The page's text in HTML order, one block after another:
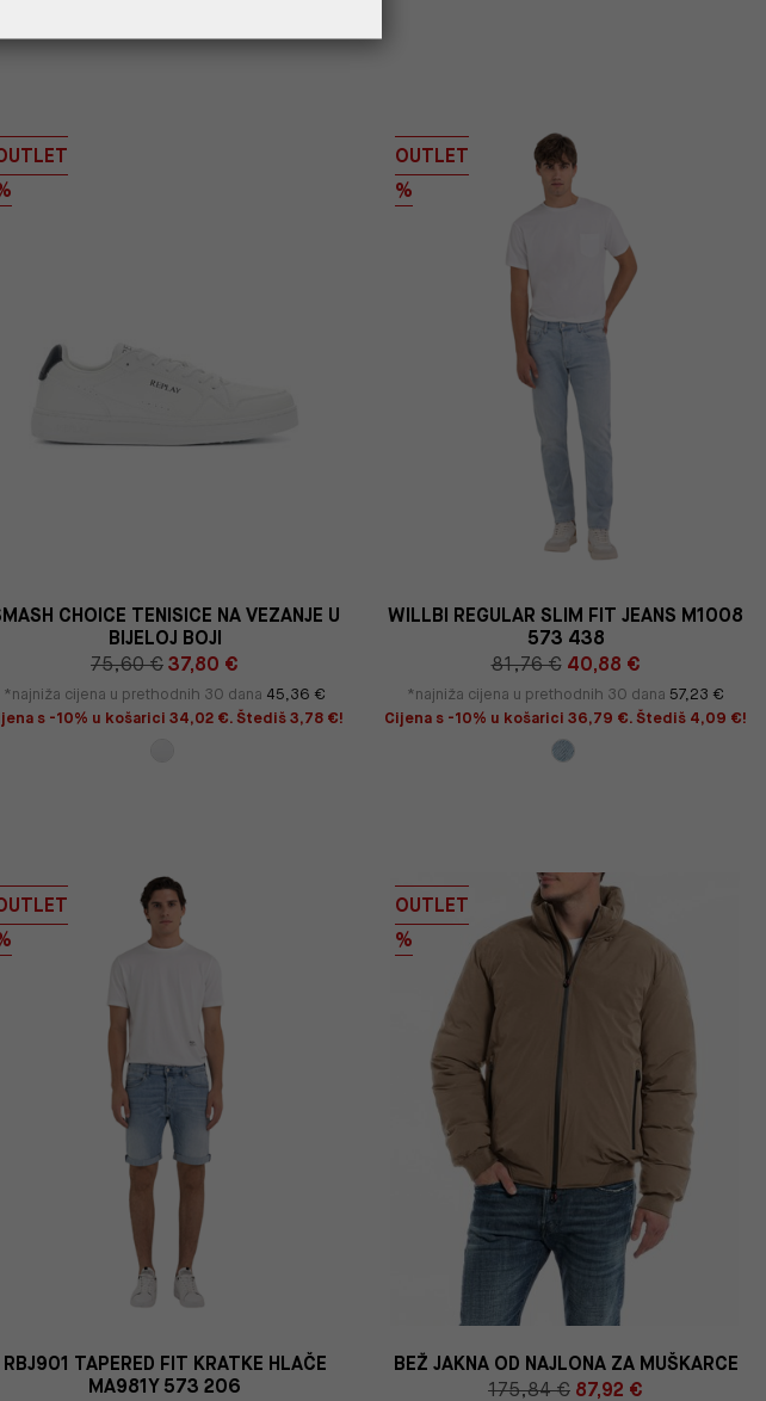
CHOICE TENISICE NA VEZANJE U
BIJELOJ BOJI
75,60 €37,80 €
*najniža cijena u prethodnih 30 dana 45,36 €
s -10% u košarici 34,02 €. Štediš 3,78 €!
OUTLET
%
WILLBI REGULAR SLIM FIT JEANS M1008
573 438
81,76 € 40,88 €
*najniža cijena u prethodnih 30 dana 57,23 €
Cijena s -10% u košarici 36,79 €. Štediš 4,09 €!
RBJ901 TAPERED FIT KRATKE HLAČE
MA981Y 573 206
OUTLET
%
BEŽ JAKNA OD NAJLONA ZA MUŠKARCE
175,84 € 87,92 €